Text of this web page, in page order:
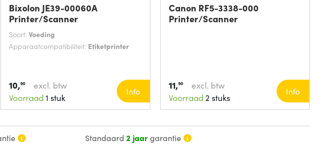
Bixolon JE39-00060A
Printer/Scanner
Soort: Voeding
Apparaatcompatibiliteit: Etiketprinter
10,90
excl. btw
Voorraad 1 stuk
Info
Canon RF5-3338-000
Printer/Scanner
11,90
excl. btw
Voorraad 2 stuks
Info
Standaard2 jaargarantie